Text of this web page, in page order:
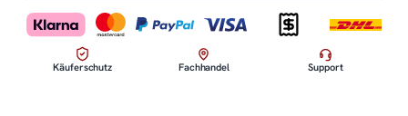
Käuferschutz Fachhandel Support